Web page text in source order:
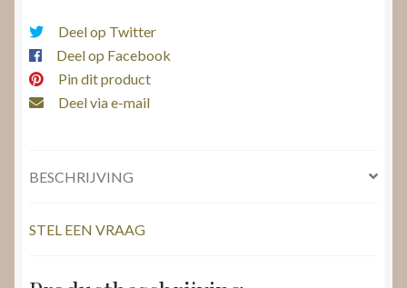
aantalDeel op Twitter
Deel op Facebook
Pin dit product
Deel via e-mail
BESCHRIJVING
STEL EEN VRAAG